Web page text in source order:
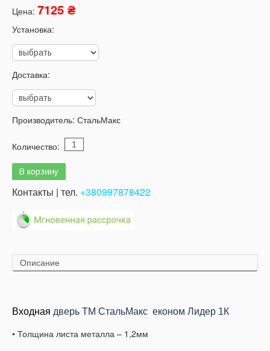
Цена: 7125 ₴
Установка:
Доставка:
Производитель: СтальМакс
Количество:
Контакты | тел. +380997878422
Описание
Входная дверь ТМ СтальМакс економ Лидер 1К
• Толщина листа металла – 1,2мм